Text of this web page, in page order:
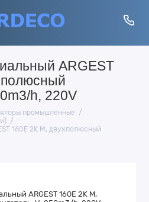
ARGEST
h, 220V
промышленные
160E 2K M, двухполюсный